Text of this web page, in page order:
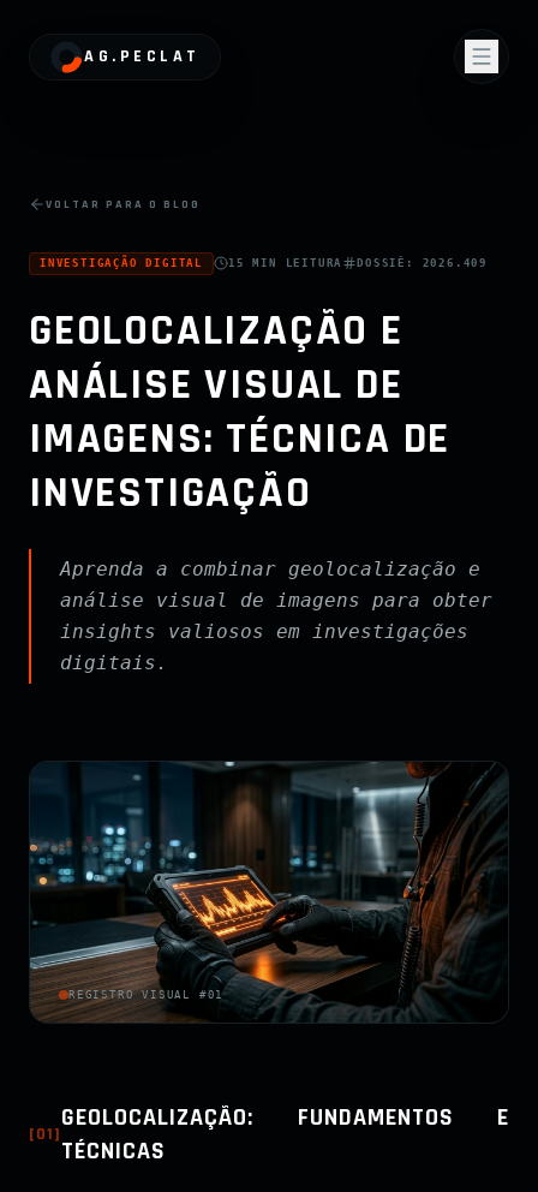
AG.PECLAT
VOLTAR PARA O BLOG
INVESTIGAÇÃO DIGITAL 15 MIN LEITURA DOSSIÊ: 2026.409
GEOLOCALIZAÇÃO E
ANÁLISE VISUAL DE
IMAGENS: TÉCNICA DE
INVESTIGAÇÃO
Aprenda a combinar geolocalização e
análise visual de imagens para obter
insights valiosos em investigações
digitais.
REGISTRO VISUAL #01
[01]
GEOLOCALIZAÇÃO: FUNDAMENTOS E
TÉCNICAS